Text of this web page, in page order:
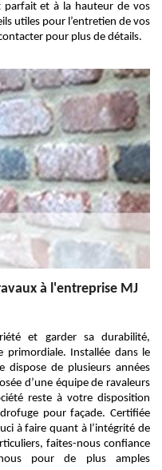
et à la hauteur de vos
utiles pour l’entretien de vos
pour plus de détails.
à l'entreprise MJ
et garder sa durabilité,
primordiale. Installée dans le
dispose de plusieurs années
d’une équipe de ravaleurs
reste à votre disposition
pour façade. Certifiée
à faire quant à l’intégrité de
faites-nous confiance
pour de plus amples